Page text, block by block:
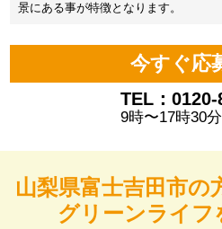
景にある事が特徴となります。
今すぐ応
TEL：0120-
9時〜17時30分
山梨県富士吉田市の
グリーンライフ